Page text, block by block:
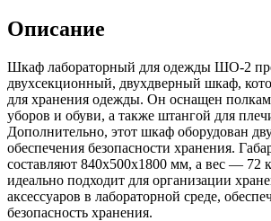
Описание
Шкаф лабораторный для одежды ШО-2
двухсекционный, двухдверный шкаф,
для хранения одежды. Он оснащен
уборов и обуви, а также штангой для
Дополнительно, этот шкаф оборудован
обеспечения безопасности хранения.
составляют 840х500х1800 мм, а вес — 72
идеально подходит для организации
аксессуаров в лабораторной среде,
безопасность хранения.